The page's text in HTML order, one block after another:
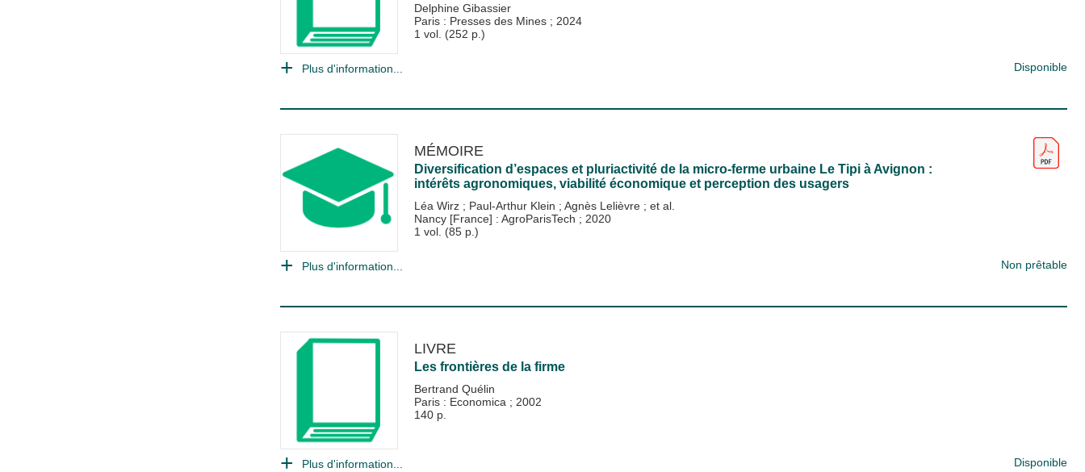
Delphine Gibassier
Paris : Presses des Mines ; 2024
1 vol. (252 p.)
Plus d'information... Disponible
MÉMOIRE
Diversification d’espaces et pluriactivité de la micro-ferme urbaine Le Tipi à Avignon :
intérêts agronomiques, viabilité économique et perception des usagers
Léa Wirz ; Paul-Arthur Klein ; Agnès Lelièvre ; et al.
Nancy [France] : AgroParisTech ; 2020
1 vol. (85 p.)
Plus d'information... Non prêtable
LIVRE
Les frontières de la firme
Bertrand Quélin
Paris : Economica ; 2002
140 p.
Plus d'information... Disponible